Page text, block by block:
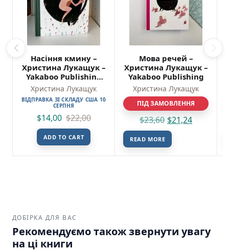
Насіння кмину –
Христина Лукащук –
Yakaboo Publishing
(ПОШКОДЖЕНА)
Христина Лукащук
ВІДПРАВКА ЗІ СКЛАДУ США 10
СЕРПНЯ
$14,00 $22,00
ADD TO CART
Мова речей –
Христина Лукащук –
Yakaboo Publishing
Христина Лукащук
ПІД ЗАМОВЛЕННЯ
$23,60 $21,24
READ MORE
ДОБІРКА ДЛЯ ВАС
Рекомендуємо також звернути увагу
на ці книги